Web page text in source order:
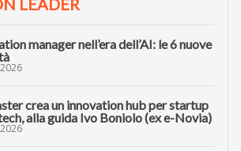
manager nell’era dell’AI: le 6 nuove
crea un innovation hub per startup
alla guida Ivo Boniolo (ex e-Novia)